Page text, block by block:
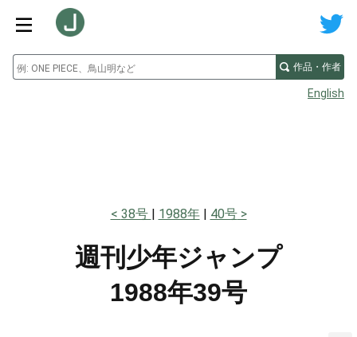
作品・作者
English
38号 1988年 40号
週刊少年ジャンプ
1988年39号